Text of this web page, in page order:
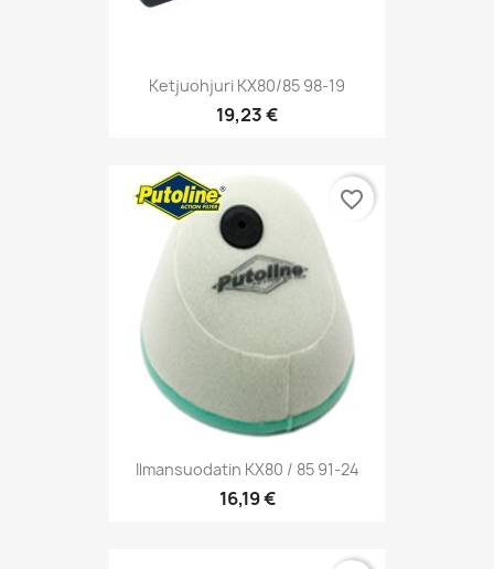
Ketjuohjuri KX80/85 98-19
19,23 €
Ilmansuodatin KX80 / 85 91-24
16,19 €
favorite_border